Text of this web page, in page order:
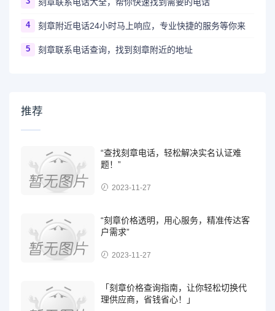
刻章联系电话大全，帮你快速找到需要的电话
4 刻章附近电话24小时马上响应，专业快捷的服务等你来
5 刻章联系电话查询，找到刻章附近的地址
推荐
“查找刻章电话，轻松解决实名认证难
题！”
2023-11-27
“刻章价格透明，用心服务，精准传达客
户需求”
2023-11-27
「刻章价格查询指南，让你轻松切换代
理供应商，省钱省心！」